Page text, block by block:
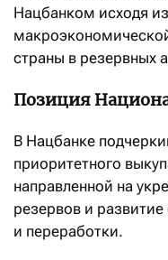
Нацбанком исходя
страны в резервных
Позиция
В Нацбанке
приоритетного
направленной на
резервов и
и переработки.